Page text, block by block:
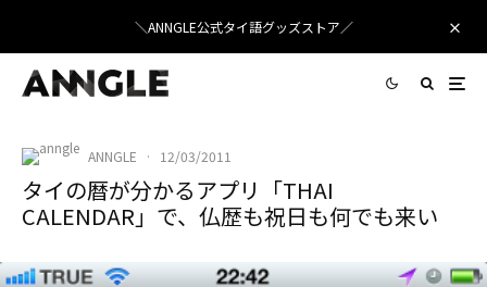
＼ANNGLE公式タイ語グッズストア／
ANNGLE · 12/03/2011
タイの暦が分かるアプリ「THAI
CALENDAR」で、仏歴も祝日も何でも来い